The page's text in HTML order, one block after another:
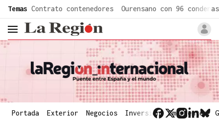
Temas Contrato contenedores Ourensano con 96 condenas
header.menu.open
Portada Exterior Negocios Inversión Emergentes